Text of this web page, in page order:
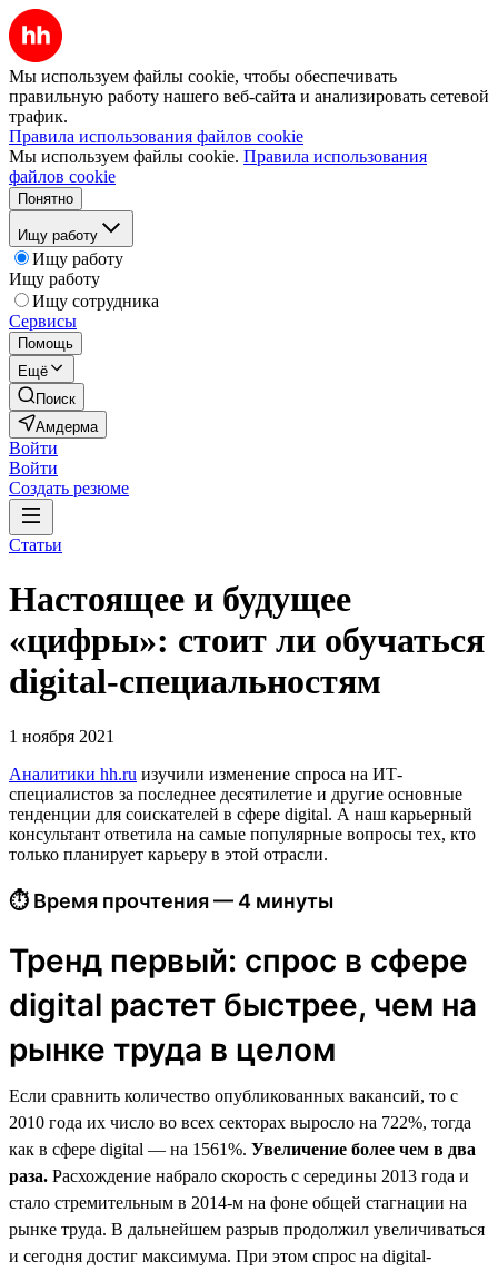
Мы используем файлы cookie, чтобы обеспечивать
правильную работу нашего веб-сайта и анализировать сетевой
трафик.
Правила использования файлов cookie
Мы используем файлы cookie. Правила использования
файлов cookie
Понятно
Ищу работу
Ищу работу
Ищу работу
Ищу сотрудника
Сервисы
Помощь
Ещё
Поиск
Амдерма
Войти
Войти
Создать резюме
Статьи
Настоящее и будущее
«цифры»: стоит ли обучаться
digital-специальностям
1 ноября 2021
Аналитики hh.ru изучили изменение спроса на ИТ-
специалистов за последнее десятилетие и другие основные
тенденции для соискателей в сфере digital. А наш карьерный
консультант ответила на самые популярные вопросы тех, кто
только планирует карьеру в этой отрасли.
⏱ Время прочтения — 4 минуты
Тренд первый: спрос в сфере
digital растет быстрее, чем на
рынке труда в целом
Если сравнить количество опубликованных вакансий, то с
2010 года их число во всех секторах выросло на 722%, тогда
как в сфере digital — на 1561%. Увеличение более чем в два
раза. Расхождение набрало скорость с середины 2013 года и
стало стремительным в 2014-м на фоне общей стагнации на
рынке труда. В дальнейшем разрыв продолжил увеличиваться
и сегодня достиг максимума. При этом спрос на digital-